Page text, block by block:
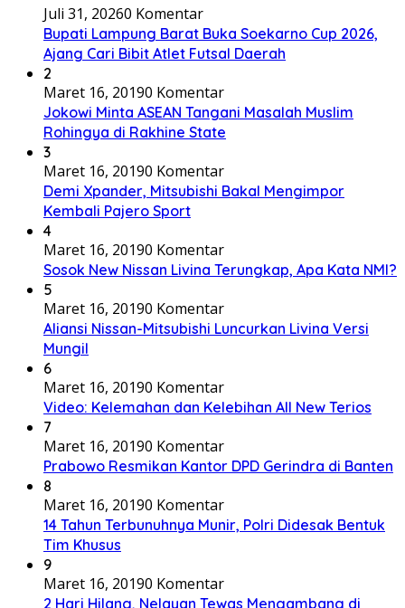
Juli 31, 20260 Komentar
Bupati Lampung Barat Buka Soekarno Cup 2026,
Ajang Cari Bibit Atlet Futsal Daerah
2
Maret 16, 20190 Komentar
Jokowi Minta ASEAN Tangani Masalah Muslim
Rohingya di Rakhine State
3
Maret 16, 20190 Komentar
Demi Xpander, Mitsubishi Bakal Mengimpor
Kembali Pajero Sport
4
Maret 16, 20190 Komentar
Sosok New Nissan Livina Terungkap, Apa Kata NMI?
5
Maret 16, 20190 Komentar
Aliansi Nissan-Mitsubishi Luncurkan Livina Versi
Mungil
6
Maret 16, 20190 Komentar
Video: Kelemahan dan Kelebihan All New Terios
7
Maret 16, 20190 Komentar
Prabowo Resmikan Kantor DPD Gerindra di Banten
8
Maret 16, 20190 Komentar
14 Tahun Terbunuhnya Munir, Polri Didesak Bentuk
Tim Khusus
9
Maret 16, 20190 Komentar
2 Hari Hilang, Nelayan Tewas Mengambang di